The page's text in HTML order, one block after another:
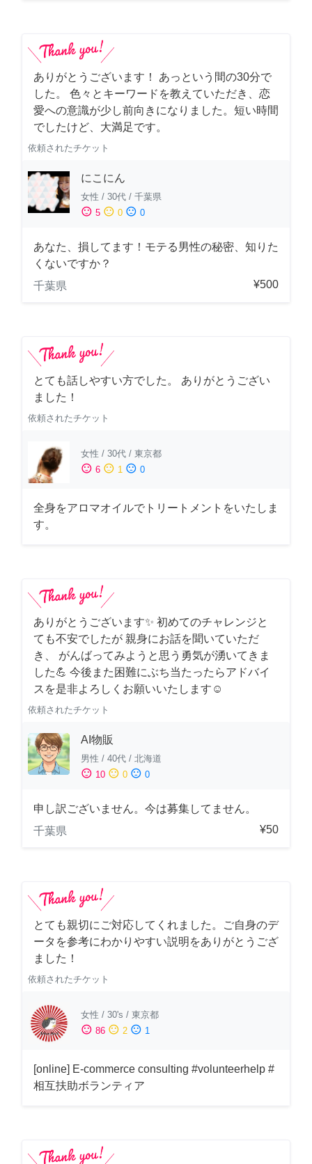
ありがとうございます！ あっという間の30分で
した。 色々とキーワードを教えていただき、恋
愛への意識が少し前向きになりました。短い時間
でしたけど、大満足です。
依頼されたチケット
にこにん
女性 / 30代 / 千葉県
sentiment_satisfied 5 sentiment_neutral 0 sentiment_dissatisfied 0
あなた、損してます！モテる男性の秘密、知りた
くないですか？
千葉県
¥500
とても話しやすい方でした。 ありがとうござい
ました！
依頼されたチケット
女性 / 30代 / 東京都
sentiment_satisfied 6 sentiment_neutral 1 sentiment_dissatisfied 0
全身をアロマオイルでトリートメントをいたしま
す。
ありがとうございます✨ 初めてのチャレンジと
ても不安でしたが 親身にお話を聞いていただ
き、 がんばってみようと思う勇気が湧いてきま
した💪 今後また困難にぶち当たったらアドバイ
スを是非よろしくお願いいたします☺️
依頼されたチケット
AI物販
男性 / 40代 / 北海道
sentiment_satisfied 10 sentiment_neutral 0 sentiment_dissatisfied 0
申し訳ございません。今は募集してません。
千葉県
¥50
とても親切にご対応してくれました。ご自身のデ
ータを参考にわかりやすい説明をありがとうござ
ました！
依頼されたチケット
女性 / 30's / 東京都
sentiment_satisfied 86 sentiment_neutral 2 sentiment_dissatisfied 1
[online] E-commerce consulting #volunteerhelp #
相互扶助ボランティア